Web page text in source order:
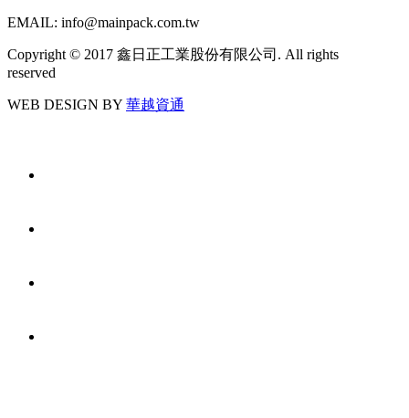
EMAIL: info@mainpack.com.tw
Copyright © 2017 鑫日正工業股份有限公司. All rights
reserved
WEB DESIGN BY 華越資通